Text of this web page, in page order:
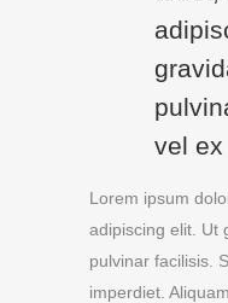
vel
Lorem ipsum
adipiscing elit. Ut
pulvinar facilisis.
imperdiet.